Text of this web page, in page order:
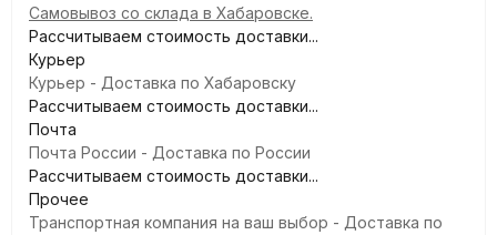
Самовывоз со склада в Хабаровске.
Рассчитываем стоимость доставки...
Курьер
Курьер - Доставка по Хабаровску
Рассчитываем стоимость доставки...
Почта
Почта России - Доставка по России
Рассчитываем стоимость доставки...
Прочее
Транспортная компания на ваш выбор - Доставка по